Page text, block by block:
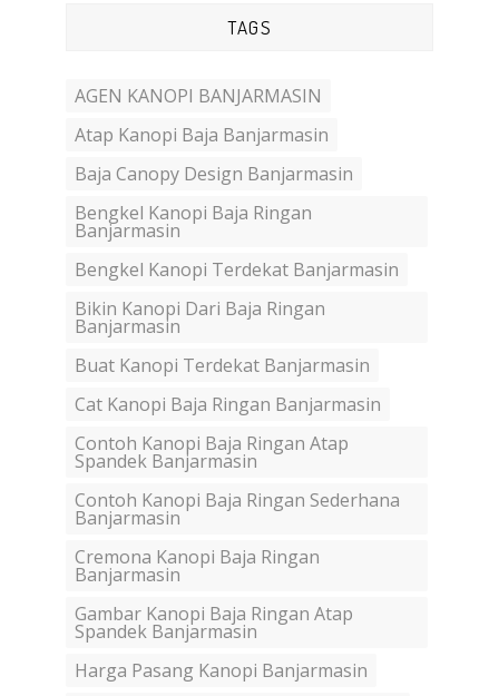
TAGS
AGEN KANOPI BANJARMASIN
Atap Kanopi Baja Banjarmasin
Baja Canopy Design Banjarmasin
Bengkel Kanopi Baja Ringan
Banjarmasin
Bengkel Kanopi Terdekat Banjarmasin
Bikin Kanopi Dari Baja Ringan
Banjarmasin
Buat Kanopi Terdekat Banjarmasin
Cat Kanopi Baja Ringan Banjarmasin
Contoh Kanopi Baja Ringan Atap
Spandek Banjarmasin
Contoh Kanopi Baja Ringan Sederhana
Banjarmasin
Cremona Kanopi Baja Ringan
Banjarmasin
Gambar Kanopi Baja Ringan Atap
Spandek Banjarmasin
Harga Pasang Kanopi Banjarmasin